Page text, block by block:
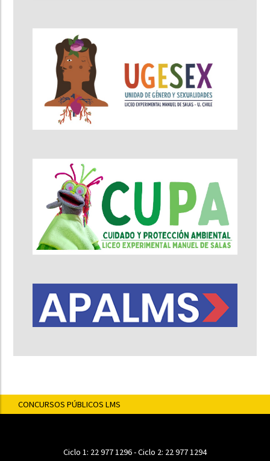
CONCURSOS PÚBLICOS LMS
Ciclo 1: 22 977 1296- Ciclo 2: 22 977 1294